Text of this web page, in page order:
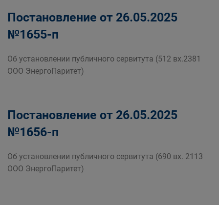
Постановление от 26.05.2025
№1655-п
Об установлении публичного сервитута (512 вх.2381
ООО ЭнергоПаритет)
Постановление от 26.05.2025
№1656-п
Об установлении публичного сервитута (690 вх. 2113
ООО ЭнергоПаритет)